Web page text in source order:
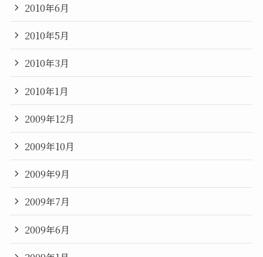
2010年6月
2010年5月
2010年3月
2010年1月
2009年12月
2009年10月
2009年9月
2009年7月
2009年6月